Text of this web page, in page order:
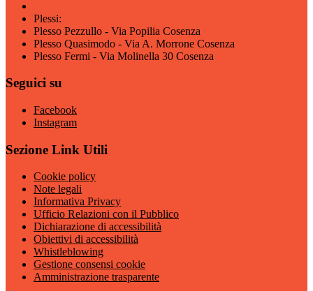
Plessi:
Plesso Pezzullo - Via Popilia Cosenza
Plesso Quasimodo - Via A. Morrone Cosenza
Plesso Fermi - Via Molinella 30 Cosenza
Seguici su
Facebook
Instagram
Sezione Link Utili
Cookie policy
Note legali
Informativa Privacy
Ufficio Relazioni con il Pubblico
Dichiarazione di accessibilità
Obiettivi di accessibilità
Whistleblowing
Gestione consensi cookie
Amministrazione trasparente